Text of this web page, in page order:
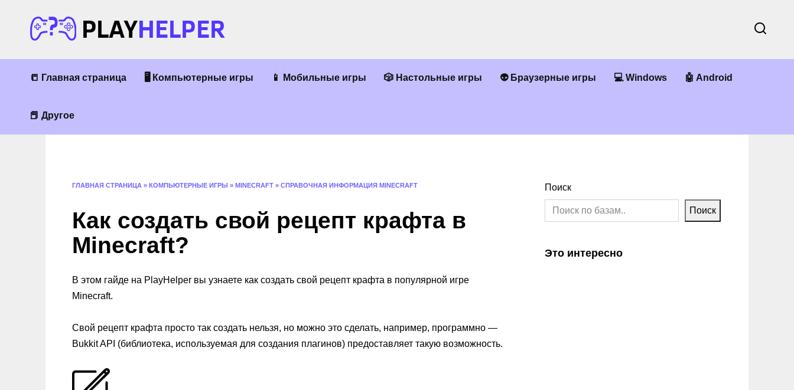
содержанию
📒 Главная страница 🖥 Компьютерные игры 📱 Мобильные игры 🎲 Настольные игры 👽 Браузерные игры 💻 Windows 🤖 Android
📕 Другое
ГЛАВНАЯ СТРАНИЦА » КОМПЬЮТЕРНЫЕ ИГРЫ » MINECRAFT » СПРАВОЧНАЯ ИНФОРМАЦИЯ MINECRAFT
Как создать свой рецепт крафта в
Minecraft?
В этом гайде на PlayHelper вы узнаете как создать свой рецепт крафта в популярной игре
Minecraft.
Свой рецепт крафта просто так создать нельзя, но можно это сделать, например, программно —
Bukkit API (библиотека, используемая для создания плагинов) предоставляет такую возможность.
Поиск
Поиск
Это интересно